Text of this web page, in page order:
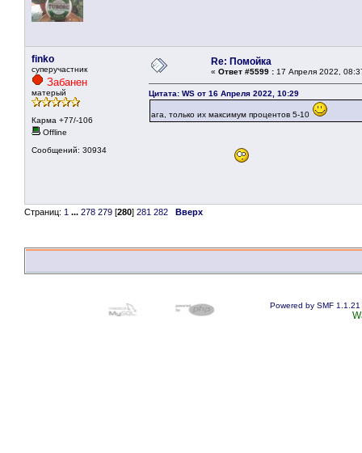
finko
суперучастник
Забанен
матерый
Карма +77/-106
Offline
Сообщений: 30934
Re: Помойка
« Ответ #5599 : 17 Апреля 2022,
Цитата: WS от 16 Апреля 2022, 10:29
ага, только их максимум процентов 5-10
Страниц: 1 ... 278 279 [280] 281 282 Вверх
Powered by SMF 1.1.21